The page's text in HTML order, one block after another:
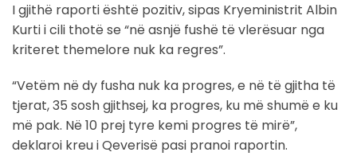
I gjithë raporti është pozitiv, sipas Kryeministrit Albin
Kurti i cili thotë se “në asnjë fushë të vlerësuar nga
kriteret themelore nuk ka regres”.
“Vetëm në dy fusha nuk ka progres, e në të gjitha të
tjerat, 35 sosh gjithsej, ka progres, ku më shumë e ku
më pak. Në 10 prej tyre kemi progres të mirë”,
deklaroi kreu i Qeverisë pasi pranoi raportin.